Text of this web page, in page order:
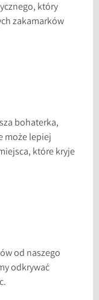
który
zakamarków
bohaterka,
może lepiej
które kryje
od naszego
odkrywać